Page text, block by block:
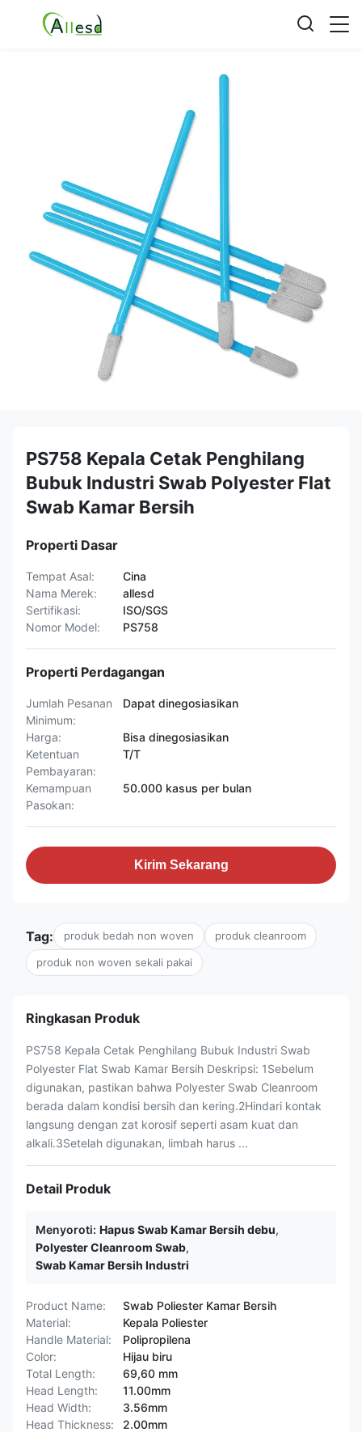
PS758 Kepala Cetak Penghilang
Bubuk Industri Swab Polyester Flat
Swab Kamar Bersih
Properti Dasar
Tempat Asal:
Cina
Nama Merek:
allesd
Sertifikasi:
ISO/SGS
Nomor Model:
PS758
Properti Perdagangan
Jumlah Pesanan
Minimum:
Dapat dinegosiasikan
Harga:
Bisa dinegosiasikan
Ketentuan
Pembayaran:
T/T
Kemampuan
Pasokan:
50.000 kasus per bulan
Kirim Sekarang
Tag: produk bedah non woven produk cleanroom
produk non woven sekali pakai
Ringkasan Produk
PS758 Kepala Cetak Penghilang Bubuk Industri Swab
Polyester Flat Swab Kamar Bersih Deskripsi: 1Sebelum
digunakan, pastikan bahwa Polyester Swab Cleanroom
berada dalam kondisi bersih dan kering.2Hindari kontak
langsung dengan zat korosif seperti asam kuat dan
alkali.3Setelah digunakan, limbah harus ...
Detail Produk
Menyoroti: Hapus Swab Kamar Bersih debu,
Polyester Cleanroom Swab,
Swab Kamar Bersih Industri
Product Name:
Swab Poliester Kamar Bersih
Material:
Kepala Poliester
Handle Material:
Polipropilena
Color:
Hijau biru
Total Length:
69,60 mm
Head Length:
11.00mm
Head Width:
3.56mm
Head Thickness:
2.00mm